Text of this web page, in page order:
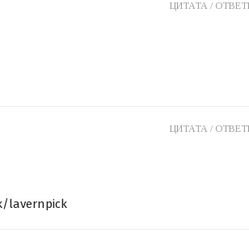
ЦИТАТА /
lavernpick
ЦИТАТА /